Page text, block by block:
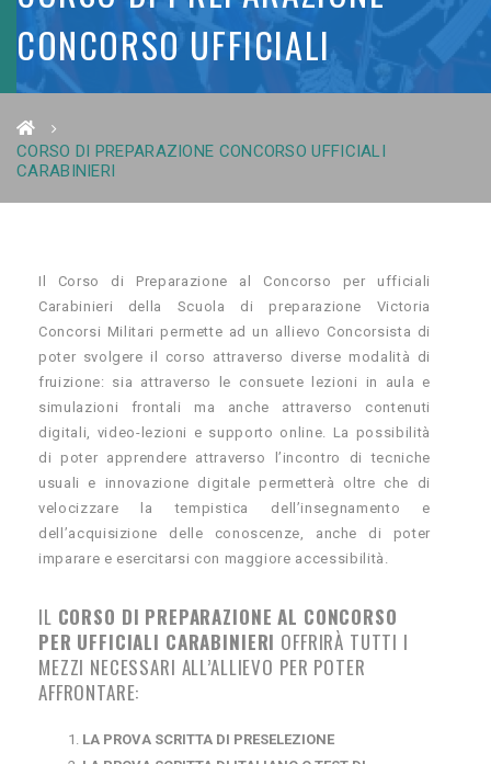
CONCORSO UFFICIALI
CARABINIERI
CORSO DI PREPARAZIONE CONCORSO UFFICIALI
CARABINIERI
Il Corso di Preparazione al Concorso per ufficiali
Carabinieri della Scuola di preparazione Victoria
Concorsi Militari permette ad un allievo Concorsista di
poter svolgere il corso attraverso diverse modalità di
fruizione: sia attraverso le consuete lezioni in aula e
simulazioni frontali ma anche attraverso contenuti
digitali, video-lezioni e supporto online. La possibilità
di poter apprendere attraverso l’incontro di tecniche
usuali e innovazione digitale permetterà oltre che di
velocizzare la tempistica dell’insegnamento e
dell’acquisizione delle conoscenze, anche di poter
imparare e esercitarsi con maggiore accessibilità.
IL CORSO DI PREPARAZIONE AL CONCORSO
PER UFFICIALI CARABINIERI OFFRIRÀ TUTTI I
MEZZI NECESSARI ALL’ALLIEVO PER POTER
AFFRONTARE:
LA PROVA SCRITTA DI PRESELEZIONE